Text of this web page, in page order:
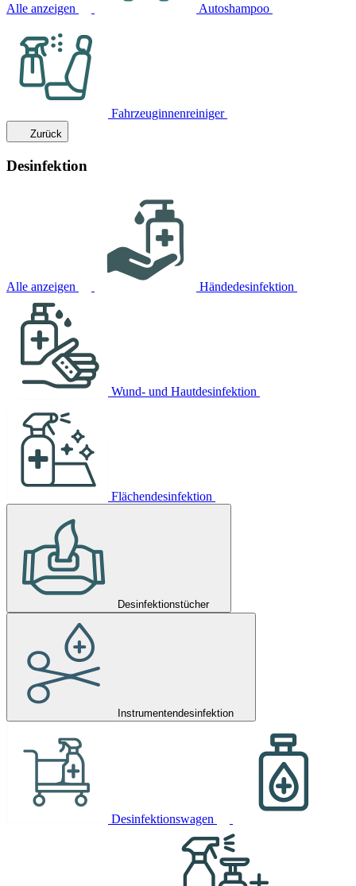
Alle anzeigen Autoshampoo
Fahrzeuginnenreiniger
Zurück
Desinfektion
Alle anzeigen Händedesinfektion
Wund- und Hautdesinfektion
Flächendesinfektion
Desinfektionstücher
Instrumentendesinfektion
Desinfektionswagen